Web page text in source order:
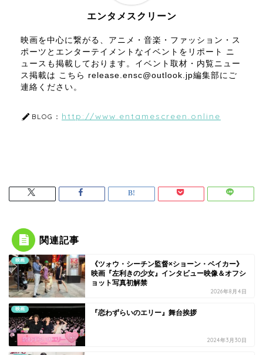
エンタメスクリーン
映画を中心に繋がる、アニメ・音楽・ファッション・ス
ポーツとエンターテイメントなイベントをリポート ニ
ュースも掲載しております。イベント取材・内覧ニュー
ス掲載は こちら release.ensc@outlook.jp編集部にご
連絡ください。
BLOG： http://www.entamescreen.online
関連記事
映画
《ツォウ・シーチン監督×ショーン・ベイカー》
映画『左利きの少女』インタビュー映像＆オフシ
ョット写真初解禁
2026年8月4日
映画 『恋わずらいのエリー』舞台挨拶
2024年3月30日